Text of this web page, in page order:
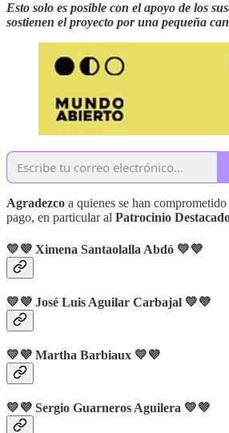
Esto solo es posible con el apoyo de los
sostienen el proyecto por una pequeña
Agradezco a quienes se han
pago, en particular al Patrocinio
💛💜 Ximena Santaolalla Abdó 💛💜
💛💜 José Luis Aguilar Carbajal 💛💜
💛💜 Martha Barbiaux 💛💜
💛💜 Sergio Guarneros Aguilera 💛💜